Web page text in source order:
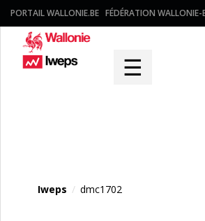
PORTAIL WALLONIE.BE FÉDÉRATION WALLONIE-
☰
Iweps / dmc1702